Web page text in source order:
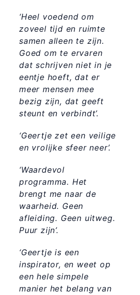
‘Heel voedend om
zoveel tijd en ruimte
samen alleen te zijn.
Goed om te ervaren
dat schrijven niet in je
eentje hoeft, dat er
meer mensen mee
bezig zijn, dat geeft
steunt en verbindt’.
‘Geertje zet een veilige
en vrolijke sfeer neer’.
‘Waardevol
programma. Het
brengt me naar de
waarheid. Geen
afleiding. Geen uitweg.
Puur zijn’.
‘Geertje is een
inspirator, en weet op
een hele simpele
manier het belang van